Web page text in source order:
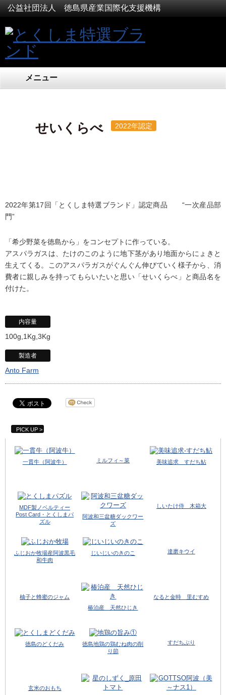
公益社団法人 徳島県産業国際化支援機構
メニュー
せいくらべ 2022年認定
2022年第17回「とくしま特選ブランド」認定商品 “一次産品部
門”
「希少野菜を徳島から」をコンセプトに作っている。
アスパラガスは、たけのこのように地下茎があり地面からにょきと
生えてくる。このアスパラガスがぐんぐん伸びていく様子から、消
費者に親しみを持ってもらいたいと思い「せいくらべ」と商品名を
付けた。
内容量
100g,1Kg,3Kg
製造者
Anto Farm
PICK UP >
一貫牛（阿波牛） ミルフィ～菜 美味追求 すだち鮎
MDF製ノベルティー
Post Card・とくしまパ
ズル
阿波和三盆糖ダックワー
ズ
しいたけ侍 木箱大
ふじおか牧場産阿波黒毛
和牛肉
じいじいのきのこ 達磨キウイ
柚子と蜂蜜のジャム
椿泊産 天然ひじき
なると金時 里むすめ
徳島のどくだみ
徳島地鶏の鶏むね肉の削
り節
すだちぶり
玄米のおもち